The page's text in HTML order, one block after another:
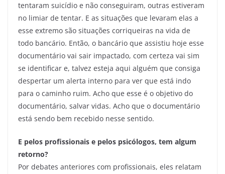
tentaram suicídio e não conseguiram, outras estiveram
no limiar de tentar. E as situações que levaram elas a
esse extremo são situações corriqueiras na vida de
todo bancário. Então, o bancário que assistiu hoje esse
documentário vai sair impactado, com certeza vai sim
se identificar e, talvez esteja aqui alguém que consiga
despertar um alerta interno para ver que está indo
para o caminho ruim. Acho que esse é o objetivo do
documentário, salvar vidas. Acho que o documentário
está sendo bem recebido nesse sentido.
E pelos profissionais e pelos psicólogos, tem algum
retorno?
Por debates anteriores com profissionais, eles relatam